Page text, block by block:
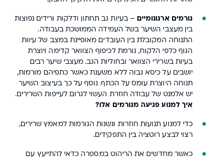
גורמים ארגונומיים – בעיות גב תחתון ודלקות ורידים נפוצות
בין מעצבי השיער בשל העמידה הממושכת בעבודה.
התנוחה המקובלת בין העובדים מאופיינת במצב של עיוות
הגוף כלפי הלקוח, גורמת לכיפוף הצוואר קדימה ויוצרת
בעיות בשרירי הצוואר ובחוליות הגב. מעצבי שיער רבים
יושבים על כיסא גבוה ללא משענת כאשר כתפיהם מורמות,
תנוחה היוצרת עומס על הכתף. נוסף על כך בעיצוב השיער
יש אלמנט של עבודה חוזרת העשוי לגרום לעייפות השרירים.
איך למנוע פגיעה מגורמים אלו?
כדי למנוע תנועות חוזרות ונשנות הגורמות למאמץ שרירים,
רצוי לבצע רוטציה בין התפקידים.
כאשר מחדשים את הריהוט במספרה כדאי להתייעץ עם